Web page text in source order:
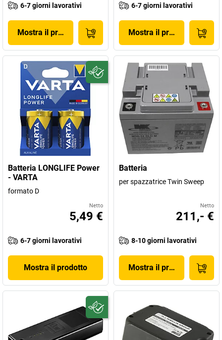
6-7 giorni lavorativi
Mostra il prodotto
6-7 giorni lavorativi
Mostra il prodotto
Batteria LONGLIFE Power
- VARTA
formato D
Netto
5,49 €
6-7 giorni lavorativi
Mostra il prodotto
Batteria
per spazzatrice Twin Sweep
Netto
211,- €
8-10 giorni lavorativi
Mostra il prodotto